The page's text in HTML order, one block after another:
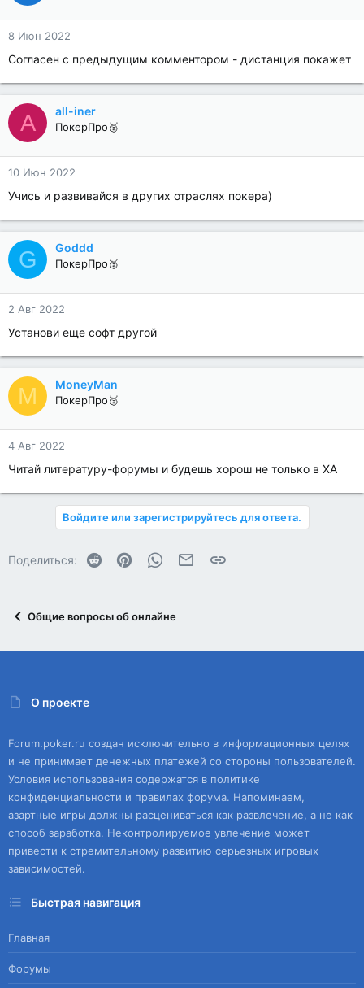
8 Июн 2022
Согласен с предыдущим комментором - дистанция покажет
A all-iner
ПокерПро🥈
10 Июн 2022
Учись и развивайся в других отраслях покера)
G Goddd
ПокерПро🥈
2 Авг 2022
Установи еще софт другой
M MoneyMan
ПокерПро🥈
4 Авг 2022
Читай литературу-форумы и будешь хорош не только в ХА
Войдите или зарегистрируйтесь для ответа.
Поделиться: Reddit PinterestWhatsAppЭлектронная почта
Ссылка
Общие вопросы об онлайне
О проекте
Forum.poker.ru создан исключительно в информационных целях
и не принимает денежных платежей со стороны пользователей.
Условия использования содержатся в политике
конфиденциальности и правилах форума. Напоминаем,
азартные игры должны расцениваться как развлечение, а не как
способ заработка. Неконтролируемое увлечение может
привести к стремительному развитию серьезных игровых
зависимостей.
Быстрая навигация
Главная
Форумы